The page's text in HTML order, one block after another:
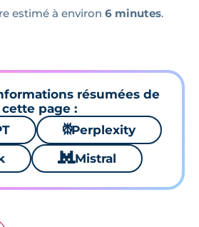
estimé à environ 6 minutes.
résumées de
cette page :
⚙Perplexity
🐱 Mistral